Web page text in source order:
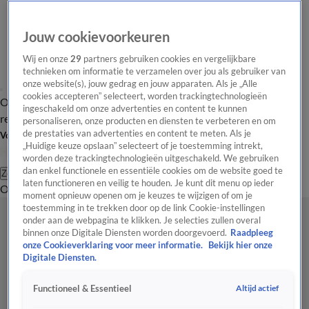
Overzicht Laatste nieuws Regionieuws Het beste van Hart
Tip de
redactie
Volg Hart van Nederland
Zoeken
OverzichtRegioUitzendingenWeerTip de redactiePanelVideo's
Jouw cookievoorkeuren
Wij en onze29 partners gebruiken cookies en vergelijkbare
technieken om informatie te verzamelen over jou als gebruiker van
onze website(s), jouw gedrag en jouw apparaten. Als je „Alle
cookies accepteren” selecteert, worden trackingtechnologieën
ingeschakeld om onze advertenties en content te kunnen
personaliseren, onze producten en diensten te verbeteren en om
de prestaties van advertenties en content te meten. Als je
„Huidige keuze opslaan” selecteert of je toestemming intrekt,
worden deze trackingtechnologieën uitgeschakeld. We gebruiken
dan enkel functionele en essentiële cookies om de website goed te
laten functioneren en veilig te houden. Je kunt dit menu op ieder
moment opnieuw openen om je keuzes te wijzigen of om je
toestemming in te trekken door op de link Cookie-instellingen
onder aan de webpagina te klikken. Je selecties zullen overal
binnen onze Digitale Diensten worden doorgevoerd. Raadpleeg
onze Cookieverklaring voor meer informatie.
Bekijk hier onze
Digitale Diensten.
Functioneel & Essentieel Altijd actief